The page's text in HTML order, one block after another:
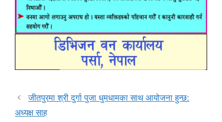
जीतपुरमा श्री दुर्गा पुजा धुमधामका साथ आयोजना हुन्छ:
अध्यक्ष साह